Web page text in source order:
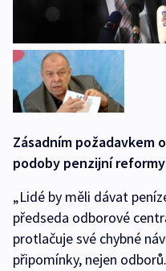
Zásadním požadavkem
podoby penzijní reformy
„Lidé by měli dávat
předseda odborové
protlačuje své chybné
připomínky, nejen odborů.